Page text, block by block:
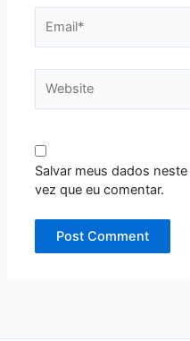
Salvar meus dados
vez que eu comentar.